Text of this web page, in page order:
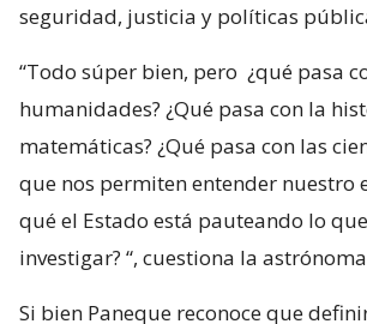
seguridad, justicia y políticas
“Todo súper bien, pero ¿qué pasa
humanidades? ¿Qué pasa con la
matemáticas? ¿Qué pasa con las
que nos permiten entender nuestro
qué el Estado está pauteando lo
investigar? “, cuestiona la
Si bien Paneque reconoce que